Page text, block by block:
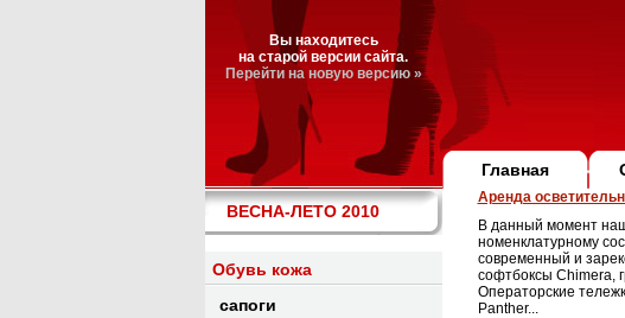
Вы находитесь
на старой версии сайта.
Перейти на новую версию »
Главная
ВЕСНА-ЛЕТО 2010
Обувь кожа
сапоги
Аренда
В данный момент
номенклатурному
современный и
софтбоксы Chimera,
Операторские
Panther...